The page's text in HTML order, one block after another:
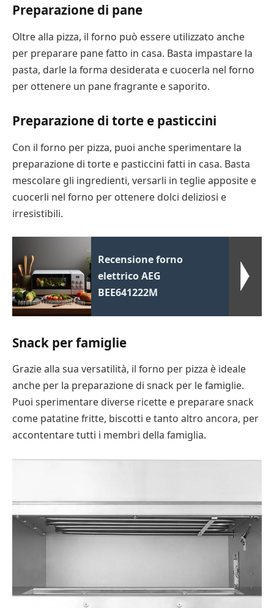
Preparazione di pane
Oltre alla pizza, il forno può essere utilizzato anche
per preparare pane fatto in casa. Basta impastare la
pasta, darle la forma desiderata e cuocerla nel forno
per ottenere un pane fragrante e saporito.
Preparazione di torte e pasticcini
Con il forno per pizza, puoi anche sperimentare la
preparazione di torte e pasticcini fatti in casa. Basta
mescolare gli ingredienti, versarli in teglie apposite e
cuocerli nel forno per ottenere dolci deliziosi e
irresistibili.
Recensione forno
elettrico AEG
BEE641222M
Snack per famiglie
Grazie alla sua versatilità, il forno per pizza è ideale
anche per la preparazione di snack per le famiglie.
Puoi sperimentare diverse ricette e preparare snack
come patatine fritte, biscotti e tanto altro ancora, per
accontentare tutti i membri della famiglia.